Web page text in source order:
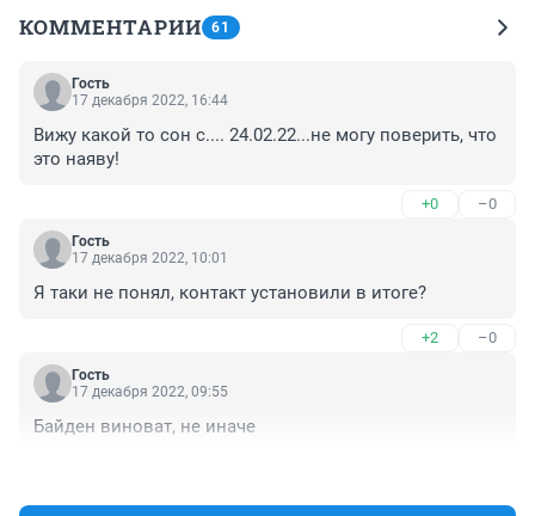
КОММЕНТАРИИ 61
Гость
17 декабря 2022, 16:44
Вижу какой то сон с.... 24.02.22...не могу поверить, что
это наяву!
+0 –0
Гость
17 декабря 2022, 10:01
Я таки не понял, контакт установили в итоге?
+2 –0
Гость
17 декабря 2022, 09:55
Байден виноват, не иначе